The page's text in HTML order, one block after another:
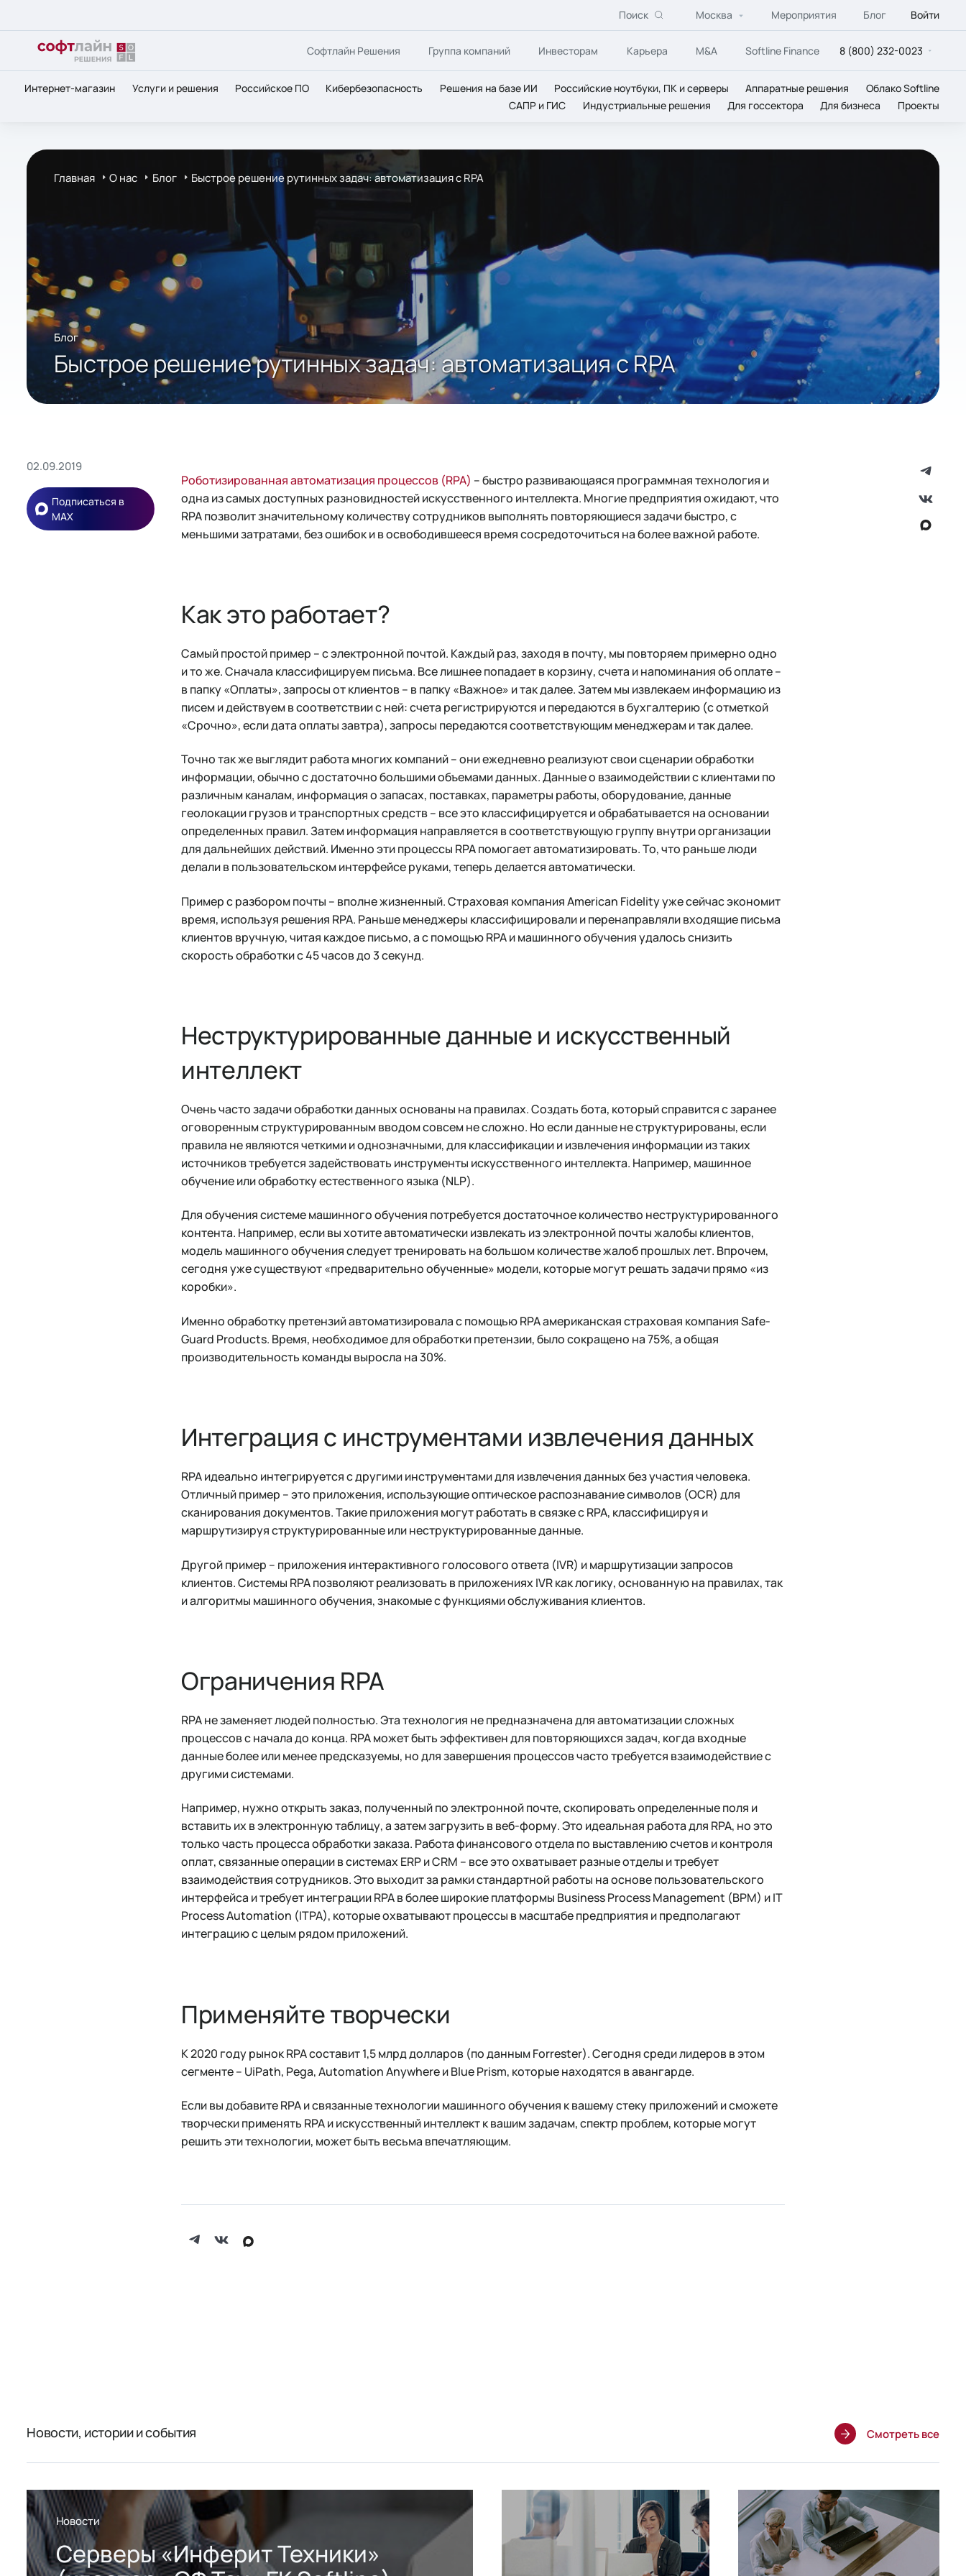
Поиск Москва Мероприятия Блог Войти
Софтлайн Решения Группа компаний Инвесторам Карьера M&A Softline Finance 8 (800) 232-0023
Интернет-магазин Услуги и решения Российское ПО Кибербезопасность Решения на базе ИИ Российские ноутбуки, ПК и серверы Аппаратные решения
Облако Softline
САПР и ГИС
Индустриальные решения Для госсектора Для бизнеса Проекты
Главная О нас Блог Быстрое решение рутинных задач: автоматизация с RPA
Блог
Быстрое решение рутинных задач: автоматизация с RPA
02.09.2019
Подписаться в
MAX
Роботизированная автоматизация процессов (RPA) – быстро развивающаяся программная технология и
одна из самых доступных разновидностей искусственного интеллекта. Многие предприятия ожидают, что
RPA позволит значительному количеству сотрудников выполнять повторяющиеся задачи быстро, с
меньшими затратами, без ошибок и в освободившееся время сосредоточиться на более важной работе.
Как это работает?
Самый простой пример – с электронной почтой. Каждый раз, заходя в почту, мы повторяем примерно одно
и то же. Сначала классифицируем письма. Все лишнее попадает в корзину, счета и напоминания об оплате –
в папку «Оплаты», запросы от клиентов – в папку «Важное» и так далее. Затем мы извлекаем информацию из
писем и действуем в соответствии с ней: счета регистрируются и передаются в бухгалтерию (с отметкой
«Срочно», если дата оплаты завтра), запросы передаются соответствующим менеджерам и так далее.
Точно так же выглядит работа многих компаний – они ежедневно реализуют свои сценарии обработки
информации, обычно с достаточно большими объемами данных. Данные о взаимодействии с клиентами по
различным каналам, информация о запасах, поставках, параметры работы, оборудование, данные
геолокации грузов и транспортных средств – все это классифицируется и обрабатывается на основании
определенных правил. Затем информация направляется в соответствующую группу внутри организации
для дальнейших действий. Именно эти процессы RPA помогает автоматизировать. То, что раньше люди
делали в пользовательском интерфейсе руками, теперь делается автоматически.
Пример с разбором почты – вполне жизненный. Страховая компания American Fidelity уже сейчас экономит
время, используя решения RPA. Раньше менеджеры классифицировали и перенаправляли входящие письма
клиентов вручную, читая каждое письмо, а с помощью RPA и машинного обучения удалось снизить
скорость обработки с 45 часов до 3 секунд.
Неструктурированные данные и искусственный
интеллект
Очень часто задачи обработки данных основаны на правилах. Создать бота, который справится с заранее
оговоренным структурированным вводом совсем не сложно. Но если данные не структурированы, если
правила не являются четкими и однозначными, для классификации и извлечения информации из таких
источников требуется задействовать инструменты искусственного интеллекта. Например, машинное
обучение или обработку естественного языка (NLP).
Для обучения системе машинного обучения потребуется достаточное количество неструктурированного
контента. Например, если вы хотите автоматически извлекать из электронной почты жалобы клиентов,
модель машинного обучения следует тренировать на большом количестве жалоб прошлых лет. Впрочем,
сегодня уже существуют «предварительно обученные» модели, которые могут решать задачи прямо «из
коробки».
Именно обработку претензий автоматизировала с помощью RPA американская страховая компания Safe-
Guard Products. Время, необходимое для обработки претензии, было сокращено на 75%, а общая
производительность команды выросла на 30%.
Интеграция с инструментами извлечения данных
RPA идеально интегрируется с другими инструментами для извлечения данных без участия человека.
Отличный пример – это приложения, использующие оптическое распознавание символов (OCR) для
сканирования документов. Такие приложения могут работать в связке с RPA, классифицируя и
маршрутизируя структурированные или неструктурированные данные.
Другой пример – приложения интерактивного голосового ответа (IVR) и маршрутизации запросов
клиентов. Системы RPA позволяют реализовать в приложениях IVR как логику, основанную на правилах, так
и алгоритмы машинного обучения, знакомые с функциями обслуживания клиентов.
Ограничения RPA
RPA не заменяет людей полностью. Эта технология не предназначена для автоматизации сложных
процессов с начала до конца. RPA может быть эффективен для повторяющихся задач, когда входные
данные более или менее предсказуемы, но для завершения процессов часто требуется взаимодействие с
другими системами.
Например, нужно открыть заказ, полученный по электронной почте, скопировать определенные поля и
вставить их в электронную таблицу, а затем загрузить в веб-форму. Это идеальная работа для RPA, но это
только часть процесса обработки заказа. Работа финансового отдела по выставлению счетов и контроля
оплат, связанные операции в системах ERP и CRM – все это охватывает разные отделы и требует
взаимодействия сотрудников. Это выходит за рамки стандартной работы на основе пользовательского
интерфейса и требует интеграции RPA в более широкие платформы Business Process Management (BPM) и IT
Process Automation (ITPA), которые охватывают процессы в масштабе предприятия и предполагают
интеграцию с целым рядом приложений.
Применяйте творчески
К 2020 году рынок RPA составит 1,5 млрд долларов (по данным Forrester). Сегодня среди лидеров в этом
сегменте – UiPath, Pega, Automation Anywhere и Blue Prism, которые находятся в авангарде.
Если вы добавите RPA и связанные технологии машинного обучения к вашему стеку приложений и сможете
творчески применять RPA и искусственный интеллект к вашим задачам, спектр проблем, которые могут
решить эти технологии, может быть весьма впечатляющим.
Новости, истории и события Смотреть все
Новости
Серверы «Инферит Техники»